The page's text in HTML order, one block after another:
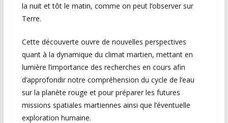
la nuit et tôt le matin, comme on peut l’observer sur
Terre.
Cette découverte ouvre de nouvelles perspectives
quant à la dynamique du climat martien, mettant en
lumière l’importance des recherches en cours afin
d’approfondir notre compréhension du cycle de l’eau
sur la planète rouge et pour préparer les futures
missions spatiales martiennes ainsi que l’éventuelle
exploration humaine.